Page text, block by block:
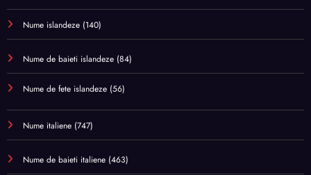
Nume islandeze (140)
Nume de baieti islandeze (84)
Nume de fete islandeze (56)
Nume italiene (747)
Nume de baieti italiene (463)